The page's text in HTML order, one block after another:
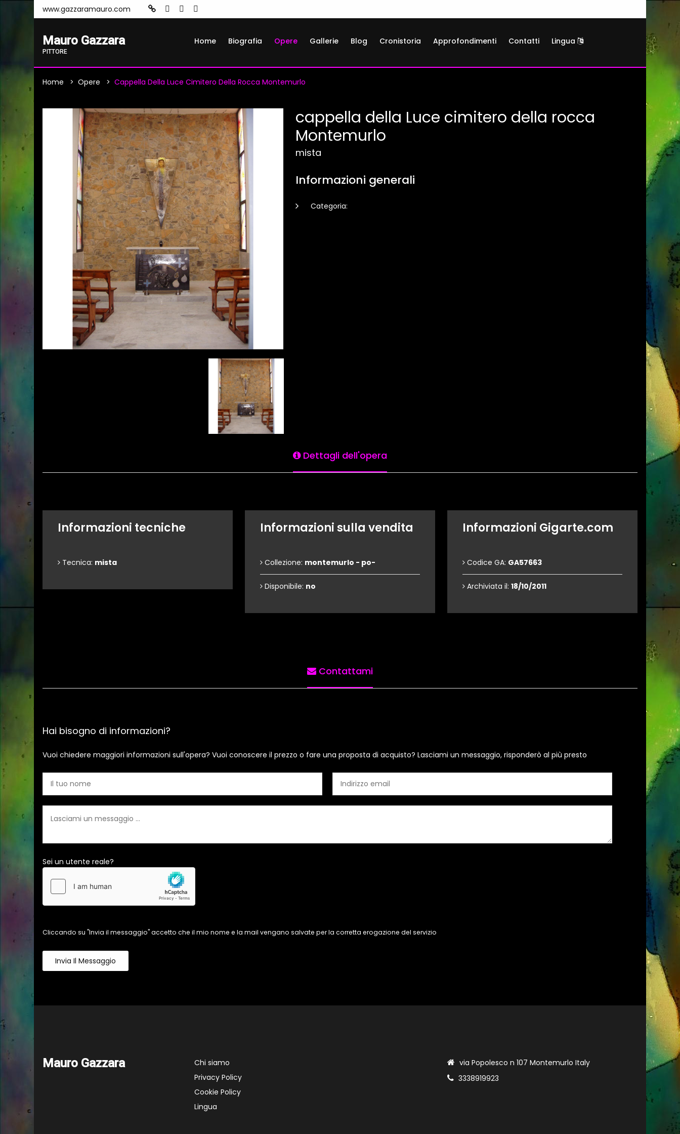
www.gazzaramauro.com
Mauro Gazzara
PITTORE
Home Biografia Opere Gallerie Blog Cronistoria Approfondimenti Contatti Lingua
Home Opere Cappella Della Luce Cimitero Della Rocca Montemurlo
cappella della Luce cimitero della rocca
Montemurlo
mista
Informazioni generali
Categoria:
Dettagli dell'opera
Informazioni tecniche
Tecnica: mista
Informazioni sulla vendita
Collezione: montemurlo - po-
Disponibile: no
Informazioni Gigarte.com
Codice GA: GA57663
Archiviata il: 18/10/2011
Contattami
Hai bisogno di informazioni?
Vuoi chiedere maggiori informazioni sull'opera? Vuoi conoscere il prezzo o fare una proposta di acquisto? Lasciami un messaggio, risponderò al più presto
Sei un utente reale?
Cliccando su "Invia il messaggio" accetto che il mio nome e la mail vengano salvate per la corretta erogazione del servizio
Invia Il Messaggio
Mauro Gazzara
Chi siamo
Privacy Policy
Cookie Policy
Lingua
via Popolesco n 107 Montemurlo Italy
3338919923